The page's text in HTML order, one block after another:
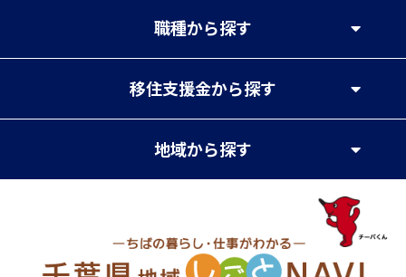
職種から探す
移住支援金から探す
地域から探す